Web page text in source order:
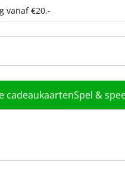
vanaf €20,-
cadeaukaartenSpel &